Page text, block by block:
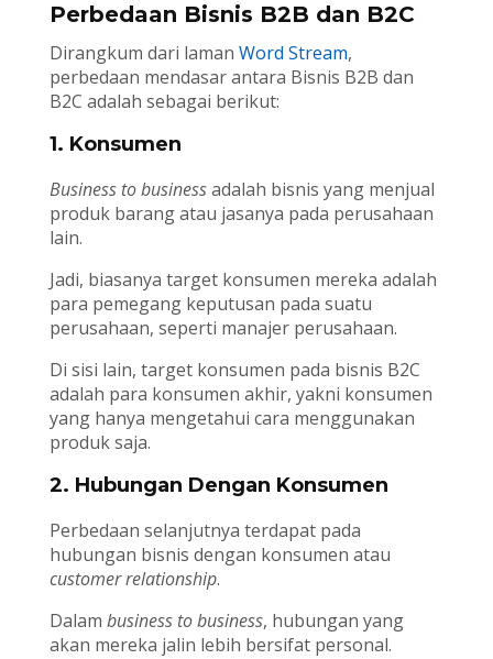
Perbedaan Bisnis B2B dan B2C
Dirangkum dari laman Word Stream,
perbedaan mendasar antara Bisnis B2B dan
B2C adalah sebagai berikut:
1. Konsumen
Business to businessadalah bisnis yang menjual
produk barang atau jasanya pada perusahaan
lain.
Jadi, biasanya target konsumen mereka adalah
para pemegang keputusan pada suatu
perusahaan, seperti manajer perusahaan.
Di sisi lain, target konsumen pada bisnis B2C
adalah para konsumen akhir, yakni konsumen
yang hanya mengetahui cara menggunakan
produk saja.
2. Hubungan Dengan Konsumen
Perbedaan selanjutnya terdapat pada
hubungan bisnis dengan konsumen atau
customer relationship.
Dalam business to business, hubungan yang
akan mereka jalin lebih bersifat personal.